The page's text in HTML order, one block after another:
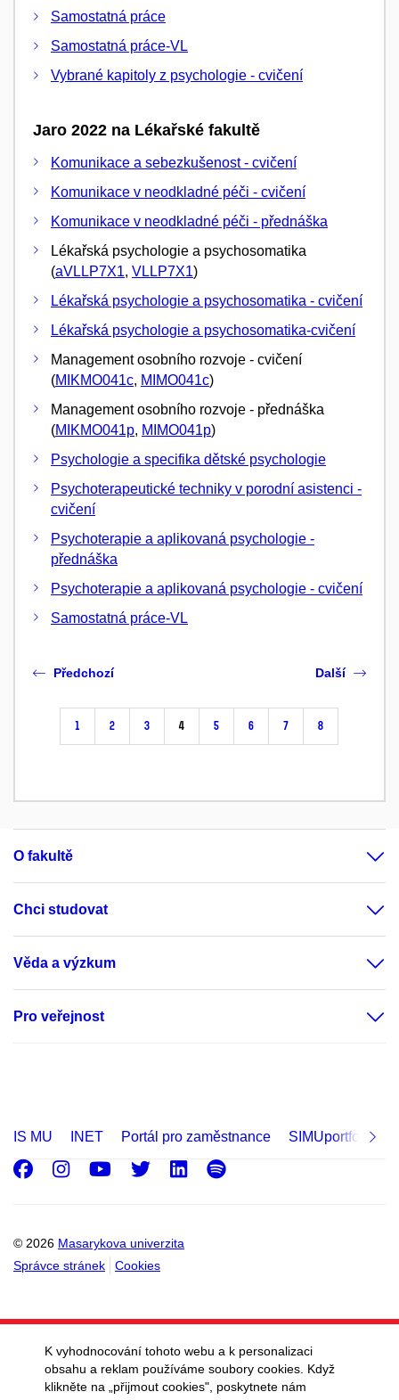
Samostatná práce
Samostatná práce-VL
Vybrané kapitoly z psychologie - cvičení
Jaro 2022 na Lékařské fakultě
Komunikace a sebezkušenost - cvičení
Komunikace v neodkladné péči - cvičení
Komunikace v neodkladné péči - přednáška
Lékařská psychologie a psychosomatika
(aVLLP7X1, VLLP7X1)
Lékařská psychologie a psychosomatika - cvičení
Lékařská psychologie a psychosomatika-cvičení
Management osobního rozvoje - cvičení
(MIKMO041c, MIMO041c)
Management osobního rozvoje - přednáška
(MIKMO041p, MIMO041p)
Psychologie a specifika dětské psychologie
Psychoterapeutické techniky v porodní asistenci -
cvičení
Psychoterapie a aplikovaná psychologie -
přednáška
Psychoterapie a aplikovaná psychologie - cvičení
Samostatná práce-VL
Předchozí
1 2 3 4 5 6 7 8
Další
O fakultě
Chci studovat
Věda a výzkum
Pro veřejnost
IS MU INET Portál pro zaměstnance SIMUportfolio
© 2026 Masarykova univerzita
Správce stránek
Cookies
Facebook
Instagram
Youtube
Twitter
LinkedIn
Spotify
K vyhodnocování tohoto webu a k personalizaci
obsahu a reklam používáme soubory cookies. Když
klikněte na „přijmout cookies", poskytnete nám